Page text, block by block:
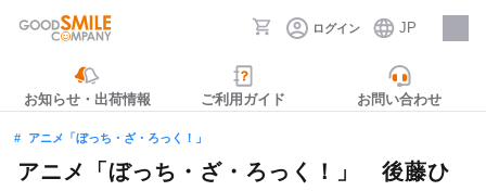
ログイン JP
採用情報
お知らせ・出荷情報 ご利用ガイド お問い合わせ
アニメ「ぼっち・ざ・ろっく！」
アニメ「ぼっち・ざ・ろっく！」 後藤ひ